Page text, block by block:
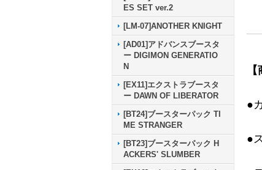
ES SET ver.2
[LM-07]ANOTHER KNIGHT
[AD01]アドバンスブースタ
ー DIGIMON GENERATIO
N
[EX11]エクストラブースタ
ー DAWN OF LIBERATOR
[BT24]ブースターパック TI
ME STRANGER
[BT23]ブースターパック H
ACKERS' SLUMBER
●
●